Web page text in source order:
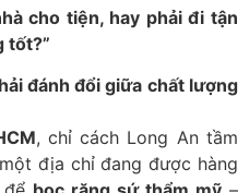
cho tiện, hay phải đi tận
tốt?”
đánh đổi giữa chất lượng
, chỉ cách Long An tầm
địa chỉ đang được hàng